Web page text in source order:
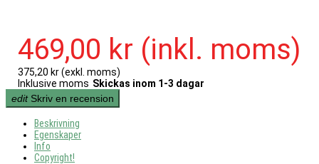
469,00 kr (inkl. moms)
375,20 kr(exkl. moms)
Inklusive moms Skickas inom 1-3 dagar
edit Skriv en recension
Beskrivning
Egenskaper
Info
Copyright!